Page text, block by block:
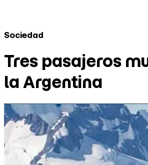
Sociedad
Tres pasajeros
la Argentina